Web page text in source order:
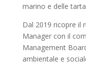
marino e delle
Dal 2019 ricopre il
Manager con il
Management
ambientale e